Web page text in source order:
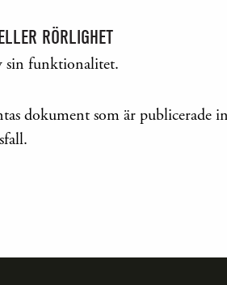
RÖRLIGHET
sin funktionalitet.
dokument som är publicerade